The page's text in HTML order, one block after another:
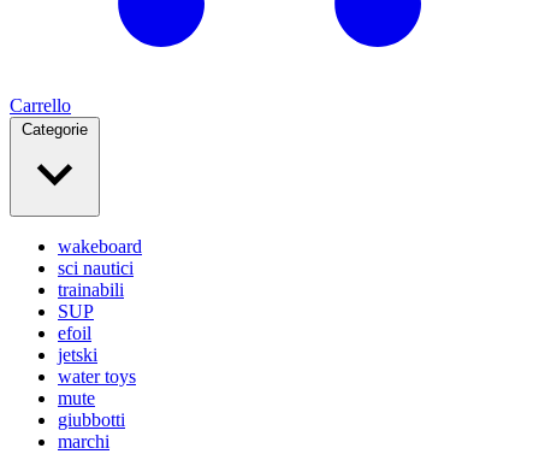
Carrello
Categorie
wakeboard
sci nautici
trainabili
SUP
efoil
jetski
water toys
mute
giubbotti
marchi